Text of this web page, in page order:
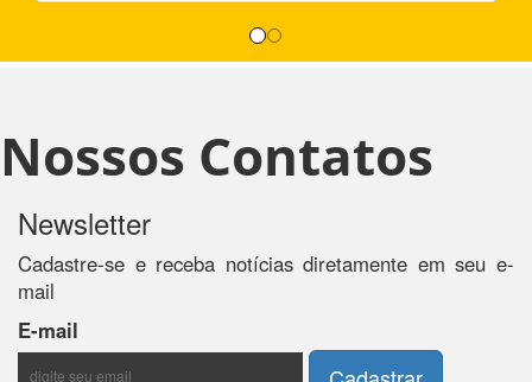
Nossos Contatos
Newsletter
Cadastre-se e receba notícias diretamente em seu e-
mail
E-mail